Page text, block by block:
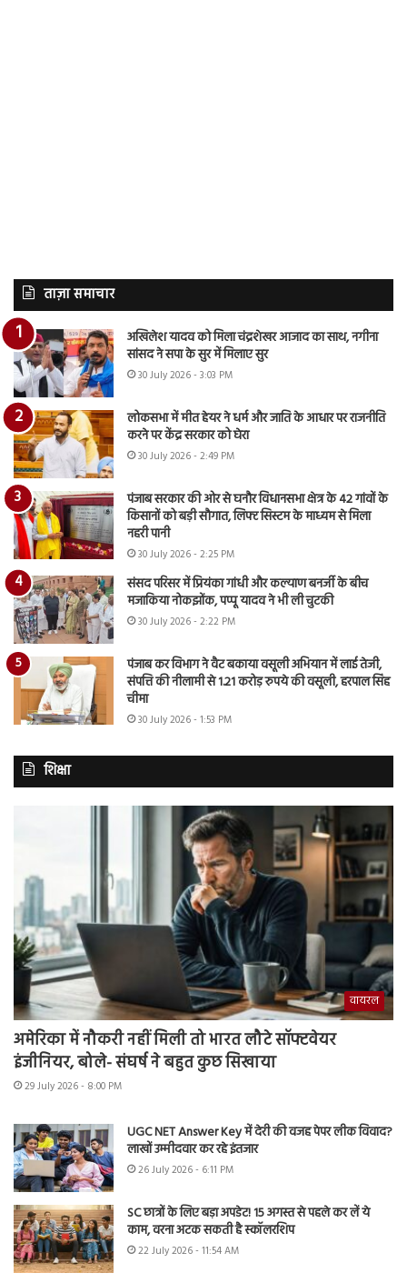
ताज़ा समाचार
अखिलेश यादव को मिला चंद्रशेखर आजाद का साथ, नगीना
सांसद ने सपा के सुर में मिलाए सुर
30 July 2026 - 3:03 PM
लोकसभा में मीत हेयर ने धर्म और जाति के आधार पर राजनीति
करने पर केंद्र सरकार को घेरा
30 July 2026 - 2:49 PM
पंजाब सरकार की ओर से घनौर विधानसभा क्षेत्र के 42 गांवों के
किसानों को बड़ी सौगात, लिफ्ट सिस्टम के माध्यम से मिला
नहरी पानी
30 July 2026 - 2:25 PM
संसद परिसर में प्रियंका गांधी और कल्याण बनर्जी के बीच
मजाकिया नोकझोंक, पप्पू यादव ने भी ली चुटकी
30 July 2026 - 2:22 PM
पंजाब कर विभाग ने वैट बकाया वसूली अभियान में लाई तेजी,
संपत्ति की नीलामी से 1.21 करोड़ रुपये की वसूली, हरपाल सिंह
चीमा
30 July 2026 - 1:53 PM
शिक्षा
वायरल
अमेरिका में नौकरी नहीं मिली तो भारत लौटे सॉफ्टवेयर
इंजीनियर, बोले- संघर्ष ने बहुत कुछ सिखाया
29 July 2026 - 8:00 PM
UGC NET Answer Key में देरी की वजह पेपर लीक विवाद?
लाखों उम्मीदवार कर रहे इंतजार
26 July 2026 - 6:11 PM
SC छात्रों के लिए बड़ा अपडेट! 15 अगस्त से पहले कर लें ये
काम, वरना अटक सकती है स्कॉलरशिप
22 July 2026 - 11:54 AM